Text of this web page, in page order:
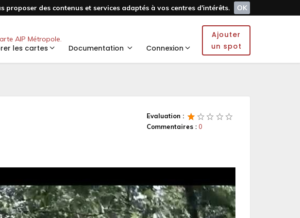
des contenus et services adaptés à vos centres d'intérêts.
OK
AIP Métropole.
les cartes Documentation Connexion
Ajouter
un spot
Evaluation :
Commentaires : 0